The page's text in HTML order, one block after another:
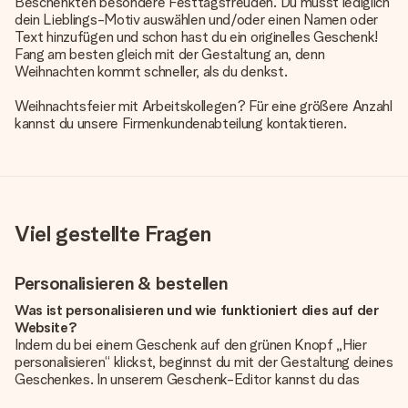
dein Lieblings-Motiv auswählen und/oder einen Namen oder
Text hinzufügen und schon hast du ein originelles Geschenk!
Fang am besten gleich mit der Gestaltung an, denn
Weihnachten kommt schneller, als du denkst.
Weihnachtsfeier mit Arbeitskollegen? Für eine größere Anzahl
kannst du unsere Firmenkundenabteilung kontaktieren.
Viel gestellte Fragen
Personalisieren & bestellen
Was ist personalisieren und wie funktioniert dies auf der
Website?
Indem du bei einem Geschenk auf den grünen Knopf „Hier
personalisieren“ klickst, beginnst du mit der Gestaltung deines
Geschenkes. In unserem Geschenk-Editor kannst du das